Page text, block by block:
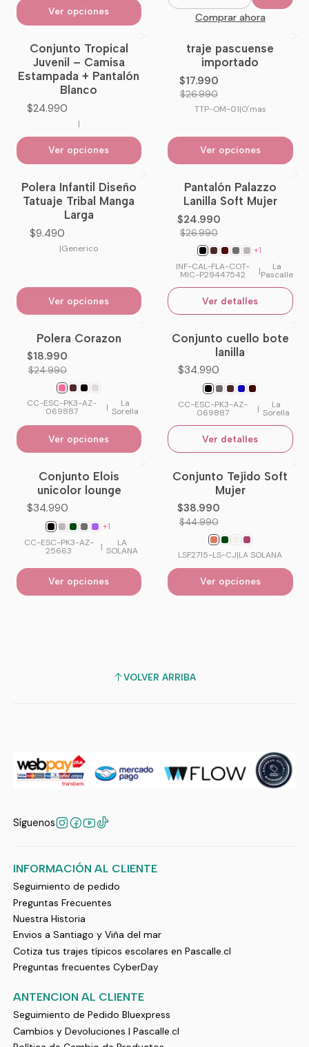
Ver opciones
Cantidad
Comprar ahora
Conjunto Tropical
Juvenil – Camisa
Estampada + Pantalón
Blanco
$24.990
|
Ver opciones
-33%OFF
traje pascuense
importado
$17.990
$26.990
TTP-OM-01|O´mas
Ver opciones
Polera Infantil Diseño
Tatuaje Tribal Manga
Larga
$9.490
|Generico
Ver opciones
-7%OFF
No disponible
Pantalón Palazzo
Lanilla Soft Mujer
$24.990
$26.990
+1
INF-CAL-FLA-COT-
MIC-P29447542 | La
Pascalle
Ver detalles
-24%OFF
Polera Corazon
$18.990
$24.990
CC-ESC-PK3-AZ-
069887 | La
Sorella
Ver opciones
No disponible
Conjunto cuello bote
lanilla
$34.990
CC-ESC-PK3-AZ-
069887 | La
Sorella
Ver detalles
Conjunto Elois
unicolor lounge
$34.990
+1
CC-ESC-PK3-AZ-
25663 | LA
SOLANA
Ver opciones
-13%OFF
Conjunto Tejido Soft
Mujer
$38.990
$44.990
LSF2715-LS-CJ|LA SOLANA
Ver opciones
VOLVER ARRIBA
Síguenos
INFORMACIÓN AL CLIENTE
Seguimiento de pedido
Preguntas Frecuentes
Nuestra Historia
Envios a Santiago y Viña del mar
Cotiza tus trajes típicos escolares en Pascalle.cl
Preguntas frecuentes CyberDay
ANTENCION AL CLIENTE
Seguimiento de Pedido Bluexpress
Cambios y Devoluciones | Pascalle.cl